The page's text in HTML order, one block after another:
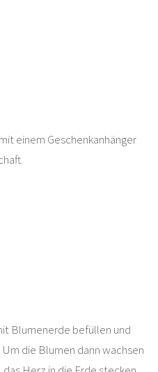
einem Geschenkanhänger
Blumenerde befüllen und
die Blumen dann wachsen